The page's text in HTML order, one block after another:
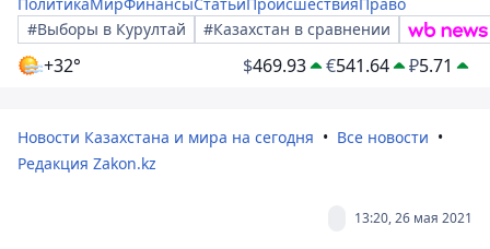
#Выборы в Курултай
#Казахстан в сравнении
+32° $469.93 €541.64 ₽5.71
Новости Казахстана и мира на сегодня
Все новости
Редакция Zakon.kz
13:20, 26 мая 2021